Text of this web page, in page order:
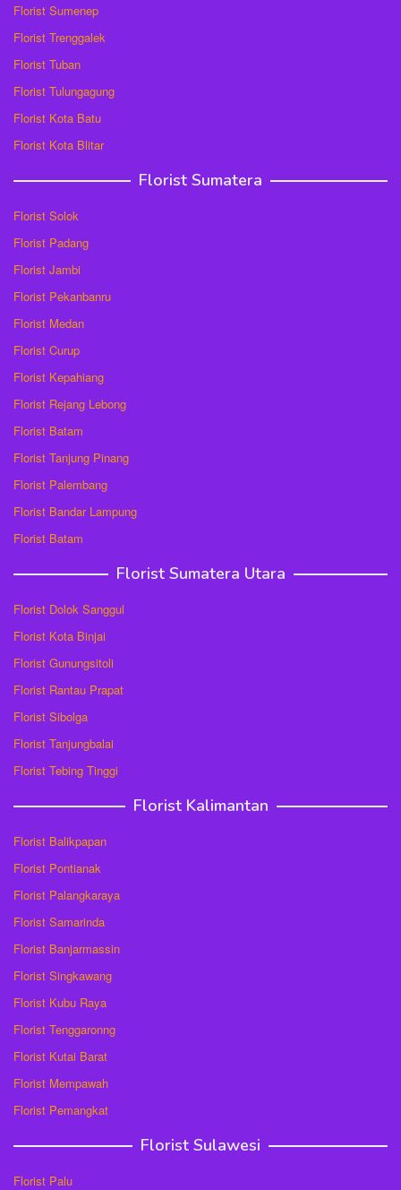
Florist Sumenep
Florist Trenggalek
Florist Tuban
Florist Tulungagung
Florist Kota Batu
Florist Kota Blitar
Florist Sumatera
Florist Solok
Florist Padang
Florist Jambi
Florist Pekanbanru
Florist Medan
Florist Curup
Florist Kepahiang
Florist Rejang Lebong
Florist Batam
Florist Tanjung Pinang
Florist Palembang
Florist Bandar Lampung
Florist Batam
Florist Sumatera Utara
Florist Dolok Sanggul
Florist Kota Binjai
Florist Gunungsitoli
Florist Rantau Prapat
Florist Sibolga
Florist Tanjungbalai
Florist Tebing Tinggi
Florist Kalimantan
Florist Balikpapan
Florist Pontianak
Florist Palangkaraya
Florist Samarinda
Florist Banjarmassin
Florist Singkawang
Florist Kubu Raya
Florist Tenggaronng
Florist Kutai Barat
Florist Mempawah
Florist Pemangkat
Florist Sulawesi
Florist Palu